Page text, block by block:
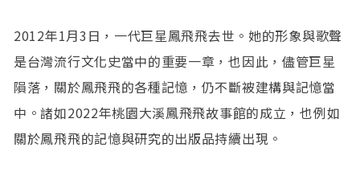
2012年1月3日，一代巨星鳳飛飛去世。她的形象與歌聲
是台灣流行文化史當中的重要一章，也因此，儘管巨星
隕落，關於鳳飛飛的各種記憶，仍不斷被建構與記憶當
中。諸如2022年桃園大溪鳳飛飛故事館的成立，也例如
關於鳳飛飛的記憶與研究的出版品持續出現。